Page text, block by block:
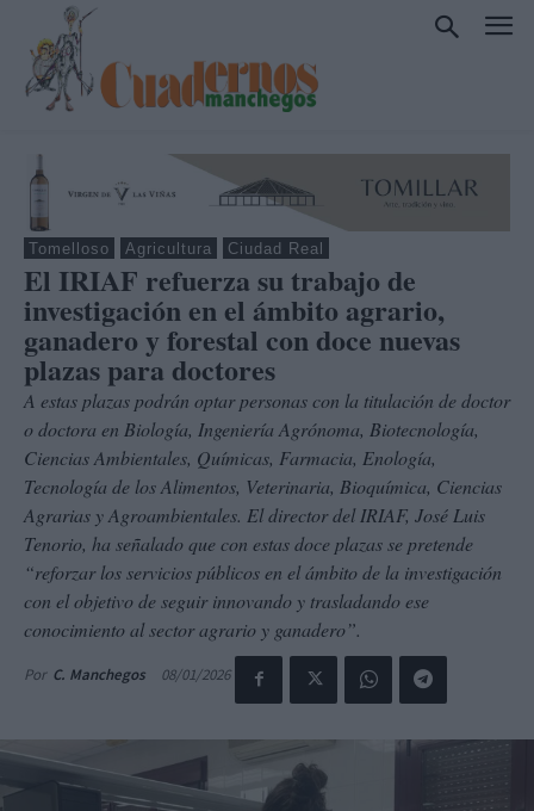
Tomelloso Agricultura Ciudad Real
El IRIAF refuerza su trabajo de
investigación en el ámbito agrario,
ganadero y forestal con doce nuevas
plazas para doctores
A estas plazas podrán optar personas con la titulación de doctor
o doctora en Biología, Ingeniería Agrónoma, Biotecnología,
Ciencias Ambientales, Químicas, Farmacia, Enología,
Tecnología de los Alimentos, Veterinaria, Bioquímica, Ciencias
Agrarias y Agroambientales. El director del IRIAF, José Luis
Tenorio, ha señalado que con estas doce plazas se pretende
“reforzar los servicios públicos en el ámbito de la investigación
con el objetivo de seguir innovando y trasladando ese
conocimiento al sector agrario y ganadero”.
Por C. Manchegos 08/01/2026